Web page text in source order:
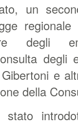
un
degli
degli
e
della